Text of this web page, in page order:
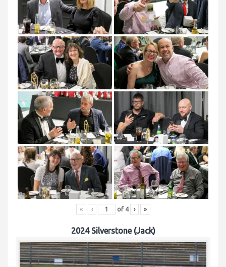
« ‹ of 4 › »
2024 Silverstone (Jack)